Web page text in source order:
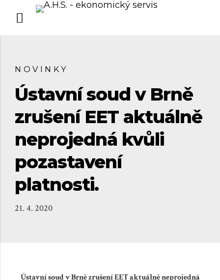
NOVINKY
Ústavní soud v Brně
zrušení EET aktuálně
neprojedná kvůli
pozastavení
platnosti.
21. 4. 2020
Ústavní soud v Brně zrušení EET aktuálně neprojedná